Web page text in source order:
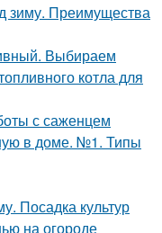
зиму. Преимущества
Выбираем
котла для
с саженцем
в доме. №1. Типы
Посадка культур
на огороде